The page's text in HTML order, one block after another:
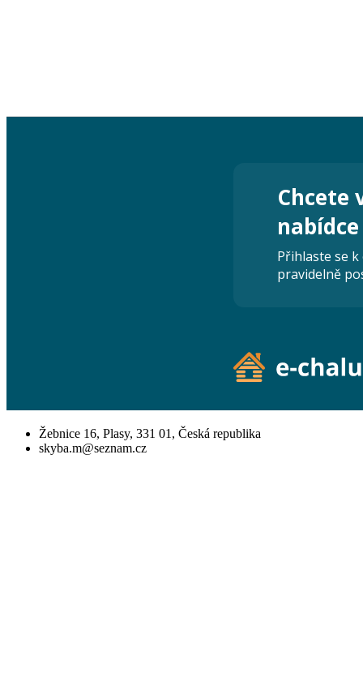
Žebnice 16, Plasy, 331 01, Česká republika
skyba.m@seznam.cz